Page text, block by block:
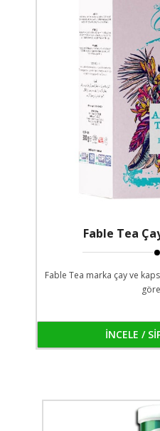
Fable Tea
Fable Tea marka çay ve
İNCELE /